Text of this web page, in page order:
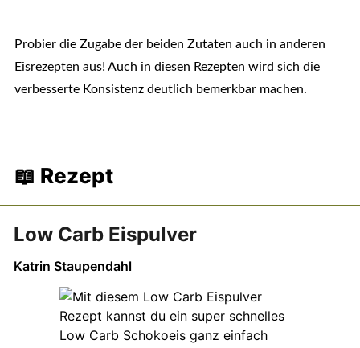
Probier die Zugabe der beiden Zutaten auch in anderen
Eisrezepten aus! Auch in diesen Rezepten wird sich die
verbesserte Konsistenz deutlich bemerkbar machen.
📖 Rezept
Low Carb Eispulver
Katrin Staupendahl